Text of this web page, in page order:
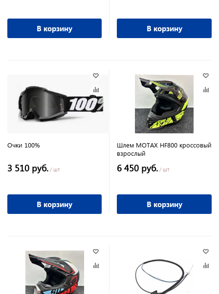
В корзину В корзину
Очки 100%
3 510 руб. / шт
В корзину
Шлем MOTAX HF800 кроссовый
взрослый
6 450 руб. / шт
В корзину